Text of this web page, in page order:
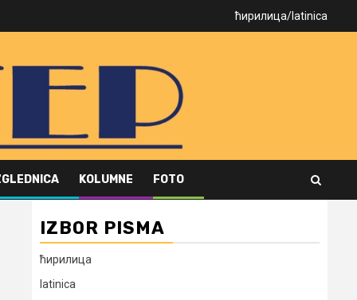
ћирилица/latinica
KOLUMNE FOTO
IZBOR PISMA
ћирилица
latinica